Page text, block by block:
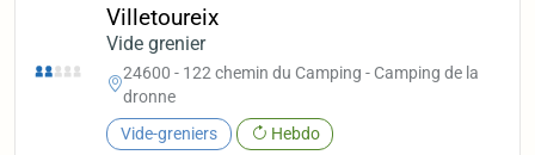
Villetoureix
Vide grenier
24600 - 122 chemin du Camping - Camping de la
dronne
Vide-greniers Hebdo